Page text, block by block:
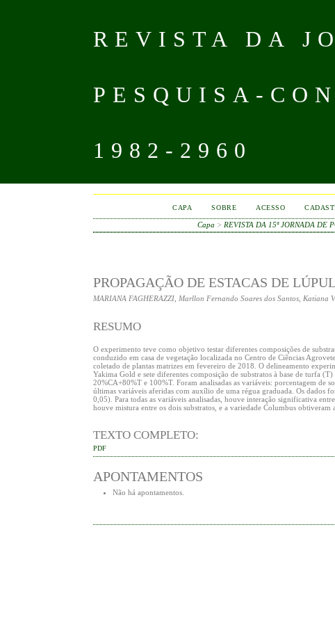
REVISTA DA
PESQUISA-
1982-2960
CAPA SOBRE ACESSO
Capa > REVISTA DA 15ª JORNADA DE
PROPAGAÇÃO DE ESTACAS DE
MARIANA FAGHERAZZI, Marllon Fernando Soares dos Santos, Katiana
RESUMO
O experimento teve como objetivo testar diferentes composições de
conduzido em casa de vegetação localizada no Centro de Ciências
coletado de plantas matrizes em fevereiro de 2018. O delineamento
Yakima Gold e sete diferentes composição de substratos à base de turfa
20%CA+80%T e 100%T. Foram analisadas as variáveis: porcentagem de
últimas variáveis aferidas com auxílio de uma régua graduada. Os dados
0,05). Para todas as variáveis analisadas, houve interação significativa
houve mistura entre os dois substratos, e a variedade Columbus obtiveram
TEXTO COMPLETO:
PDF
APONTAMENTOS
Não há apontamentos.